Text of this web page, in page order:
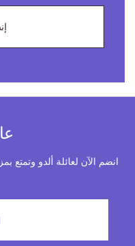
انضم الآن لعائلة ألدو وتمتع